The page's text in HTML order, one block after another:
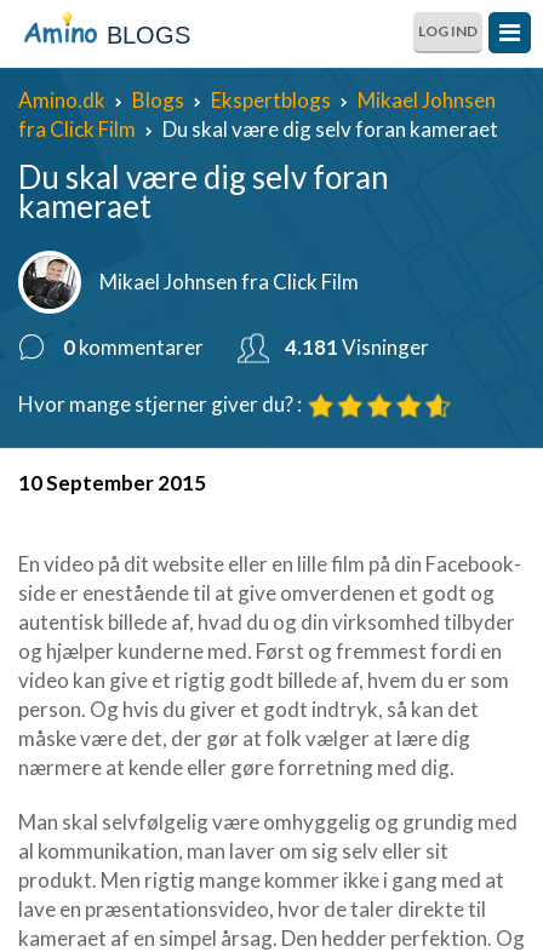
BLOGS LOG IND
Amino.dk Blogs Ekspertblogs
Mikael Johnsen
fra Click Film
Du skal være dig selv foran kameraet
Du skal være dig selv foran
kameraet
Mikael Johnsen fra Click Film
0kommentarer 4.181Visninger
Hvor mange stjerner giver du? :
10 September 2015
En video på dit website eller en lille film på din Facebook-
side er enestående til at give omverdenen et godt og
autentisk billede af, hvad du og din virksomhed tilbyder
og hjælper kunderne med. Først og fremmest fordi en
video kan give et rigtig godt billede af, hvem du er som
person. Og hvis du giver et godt indtryk, så kan det
måske være det, der gør at folk vælger at lære dig
nærmere at kende eller gøre forretning med dig.
Man skal selvfølgelig være omhyggelig og grundig med
al kommunikation, man laver om sig selv eller sit
produkt. Men rigtig mange kommer ikke i gang med at
lave en præsentationsvideo, hvor de taler direkte til
kameraet af en simpel årsag. Den hedder perfektion. Og